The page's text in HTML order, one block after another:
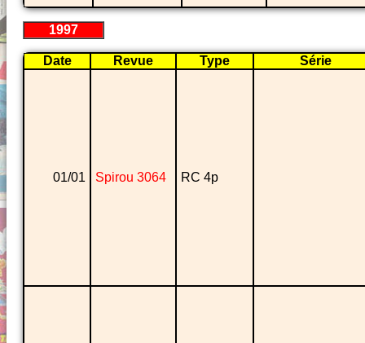
1997
Date Revue Type Série
01/01 Spirou 3064 RC 4p